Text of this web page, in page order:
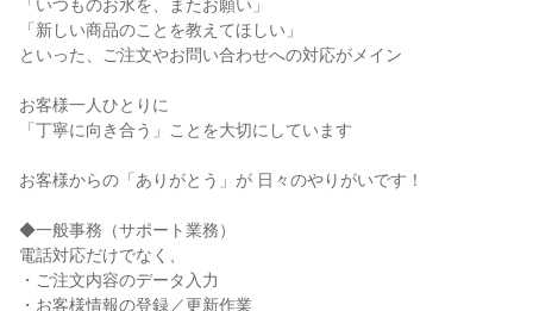
「いつものお水を、またお願い」
「新しい商品のことを教えてほしい」
といった、ご注文やお問い合わせへの対応がメイン
お客様一人ひとりに
「丁寧に向き合う」ことを大切にしています
お客様からの「ありがとう」が 日々のやりがいです！
◆一般事務（サポート業務）
電話対応だけでなく、
・ご注文内容のデータ入力
・お客様情報の登録／更新作業